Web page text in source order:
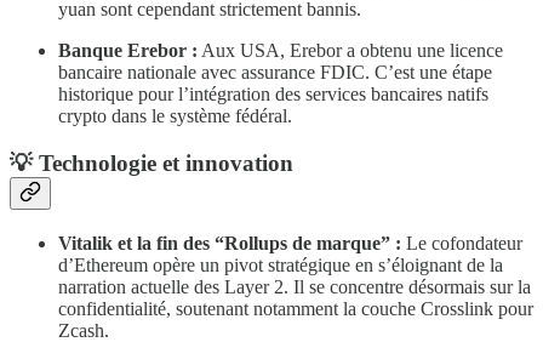
yuan sont cependant strictement bannis.
Banque Erebor : Aux USA, Erebor a obtenu une licence
bancaire nationale avec assurance FDIC. C’est une étape
historique pour l’intégration des services bancaires natifs
crypto dans le système fédéral.
​💡 Technologie et innovation
Vitalik et la fin des “Rollups de marque” : Le cofondateur
d’Ethereum opère un pivot stratégique en s’éloignant de la
narration actuelle des Layer 2. Il se concentre désormais sur la
confidentialité, soutenant notamment la couche Crosslink pour
Zcash.